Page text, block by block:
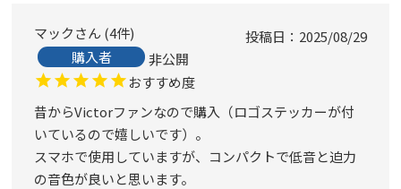
マック 4件
購入者
非公開
投稿日 2025/08/29
おすすめ度
昔からVictorファンなので購入（ロゴステッカーが付
いているので嬉しいです）。
スマホで使用していますが、コンパクトで低音と迫力
の音色が良いと思います。